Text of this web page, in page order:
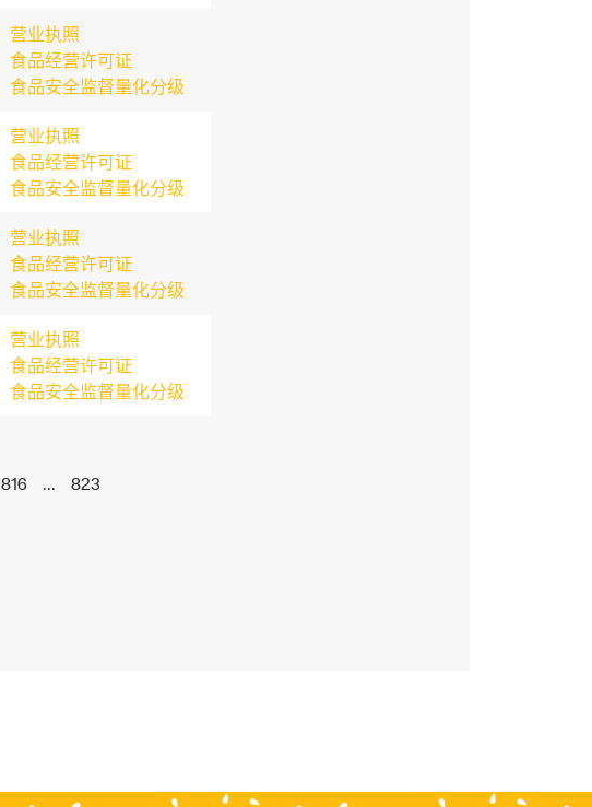
营业执照
食品经营许可证
食品安全监督量化分级
营业执照
食品经营许可证
食品安全监督量化分级
营业执照
食品经营许可证
食品安全监督量化分级
营业执照
食品经营许可证
食品安全监督量化分级
816 ... 823